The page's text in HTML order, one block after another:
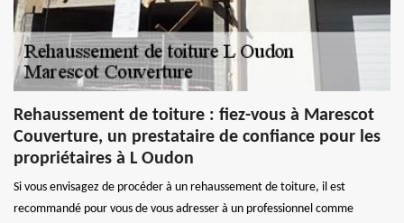
Rehaussement de toiture : fiez-vous à Marescot
Couverture, un prestataire de confiance pour les
propriétaires à L Oudon
Si vous envisagez de procéder à un rehaussement de toiture, il est
recommandé pour vous de vous adresser à un professionnel comme